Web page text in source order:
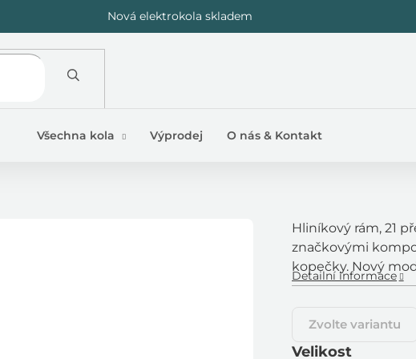
Nová elektrokola skladem
Všechna kola Výprodej O nás & Kontakt
Zvolte variantu
Velikost
Hliníkový rám, 21
značkovými
kopečky. Nový
Detailní informace